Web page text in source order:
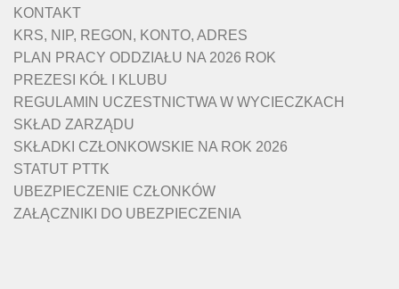
KONTAKT
KRS, NIP, REGON, KONTO, ADRES
PLAN PRACY ODDZIAŁU NA 2026 ROK
PREZESI KÓŁ I KLUBU
REGULAMIN UCZESTNICTWA W WYCIECZKACH
SKŁAD ZARZĄDU
SKŁADKI CZŁONKOWSKIE NA ROK 2026
STATUT PTTK
UBEZPIECZENIE CZŁONKÓW
ZAŁĄCZNIKI DO UBEZPIECZENIA